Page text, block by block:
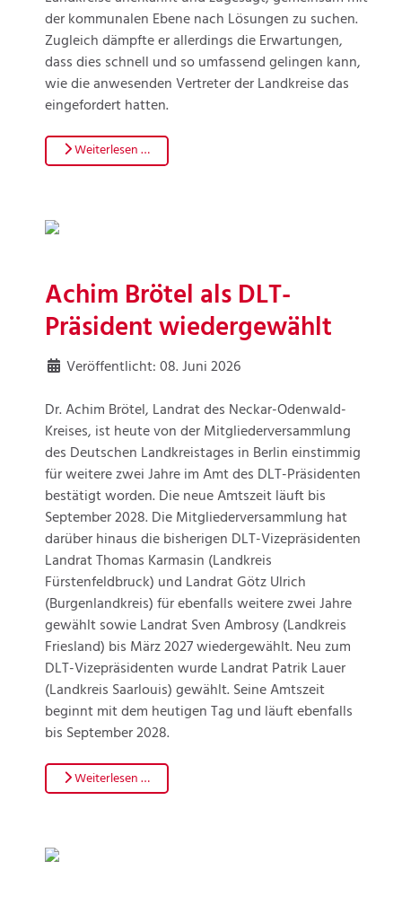
der kommunalen Ebene nach Lösungen zu suchen.
Zugleich dämpfte er allerdings die Erwartungen,
dass dies schnell und so umfassend gelingen kann,
wie die anwesenden Vertreter der Landkreise das
eingefordert hatten.
Weiterlesen …
Achim Brötel als DLT-
Präsident wiedergewählt
Veröffentlicht: 08. Juni 2026
Dr. Achim Brötel, Landrat des Neckar-Odenwald-
Kreises, ist heute von der Mitgliederversammlung
des Deutschen Landkreistages in Berlin einstimmig
für weitere zwei Jahre im Amt des DLT-Präsidenten
bestätigt worden. Die neue Amtszeit läuft bis
September 2028. Die Mitgliederversammlung hat
darüber hinaus die bisherigen DLT-Vizepräsidenten
Landrat Thomas Karmasin (Landkreis
Fürstenfeldbruck) und Landrat Götz Ulrich
(Burgenlandkreis) für ebenfalls weitere zwei Jahre
gewählt sowie Landrat Sven Ambrosy (Landkreis
Friesland) bis März 2027 wiedergewählt. Neu zum
DLT-Vizepräsidenten wurde Landrat Patrik Lauer
(Landkreis Saarlouis) gewählt. Seine Amtszeit
beginnt mit dem heutigen Tag und läuft ebenfalls
bis September 2028.
Weiterlesen …